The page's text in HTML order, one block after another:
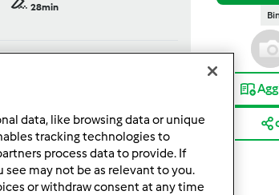
28min
porzione/porzioni
12pezzo/pezzi
data, like browsing data or unique
tracking technologies to
process data to provide. If
may not be as relevant to you.
or withdraw consent at any time